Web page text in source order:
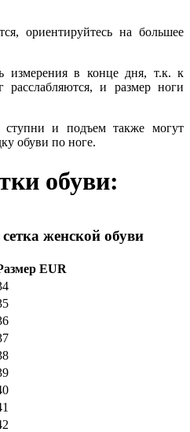
ориентируйтесь на большее
измерения в конце дня, т.к. к
и размер ноги
и подъем также могут
обуви по ноге.
обуви:
женской обуви
EUR